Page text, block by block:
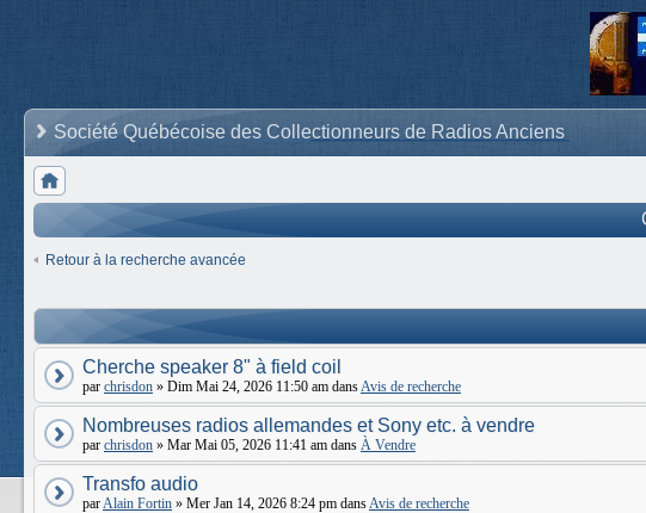
Société Québécoise des Collectionneurs de Radios Anciens
Retour à la recherche avancée
Cherche speaker 8" à field coil
par chrisdon » Dim Mai 24, 2026 11:50 am dansAvis de recherche
Nombreuses radios allemandes et Sony etc. à vendre
par chrisdon » Mar Mai 05, 2026 11:41 am dans À Vendre
Transfo audio
parAlain Fortin » Mer Jan 14, 2026 8:24 pm dansAvis de recherche